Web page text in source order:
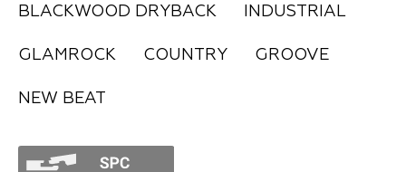
BLACKWOOD DRYBACK INDUSTRIAL
GLAMROCK COUNTRY GROOVE
NEW BEAT